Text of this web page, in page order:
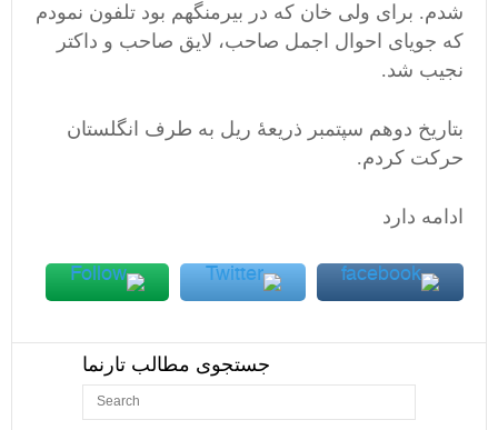
شدم. برای ولی خان که در بیرمنگهم بود تلفون نمودم
که جویای احوال اجمل صاحب، لایق صاحب و داکتر
نجیب شد.
بتاریخ دوهم سپتمبر ذریعۀ ریل به طرف انگلستان
حرکت کردم.
ادامه دارد
جستجوی مطالب تارنما